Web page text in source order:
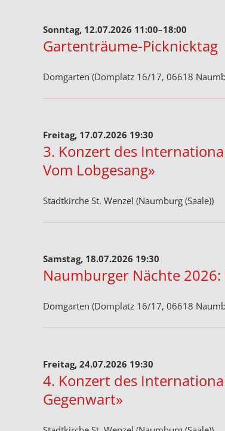
Sonntag, 12.07.2026 11:00–18:00
Gartenträume-Picknicktag
Domgarten (Domplatz 16/17, 06618
Freitag, 17.07.2026 19:30
3. Konzert des
Vom Lobgesang»
Stadtkirche St. Wenzel (Naumburg (Saale))
Samstag, 18.07.2026 19:30
Naumburger Nächte
Domgarten (Domplatz 16/17, 06618
Freitag, 24.07.2026 19:30
4. Konzert des
Gegenwart»